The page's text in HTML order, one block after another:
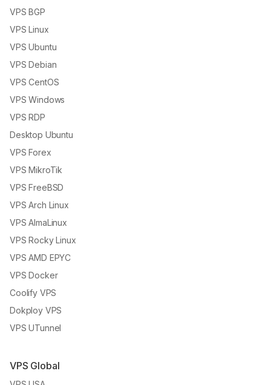
VPS BGP
VPS Linux
VPS Ubuntu
VPS Debian
VPS CentOS
VPS Windows
VPS RDP
Desktop Ubuntu
VPS Forex
VPS MikroTik
VPS FreeBSD
VPS Arch Linux
VPS AlmaLinux
VPS Rocky Linux
VPS AMD EPYC
VPS Docker
Coolify VPS
Dokploy VPS
VPS UTunnel
VPS Global